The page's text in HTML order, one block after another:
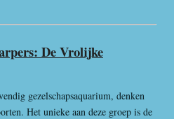
De Vrolijke
gezelschapsaquarium, denken
Het unieke aan deze groep is de